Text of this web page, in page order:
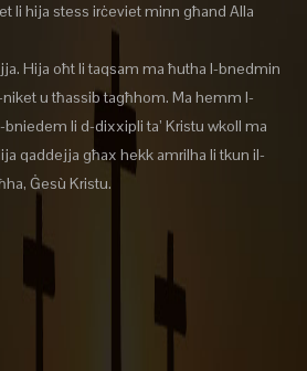
li hija stess irċeviet minn għand Alla
Hija oħt li taqsam ma ħutha l-bnedmin
u tħassib tagħhom. Ma hemm l-
li d-dixxipli ta’ Kristu wkoll ma
qaddejja għax hekk amrilha li tkun il-
Ġesù Kristu.